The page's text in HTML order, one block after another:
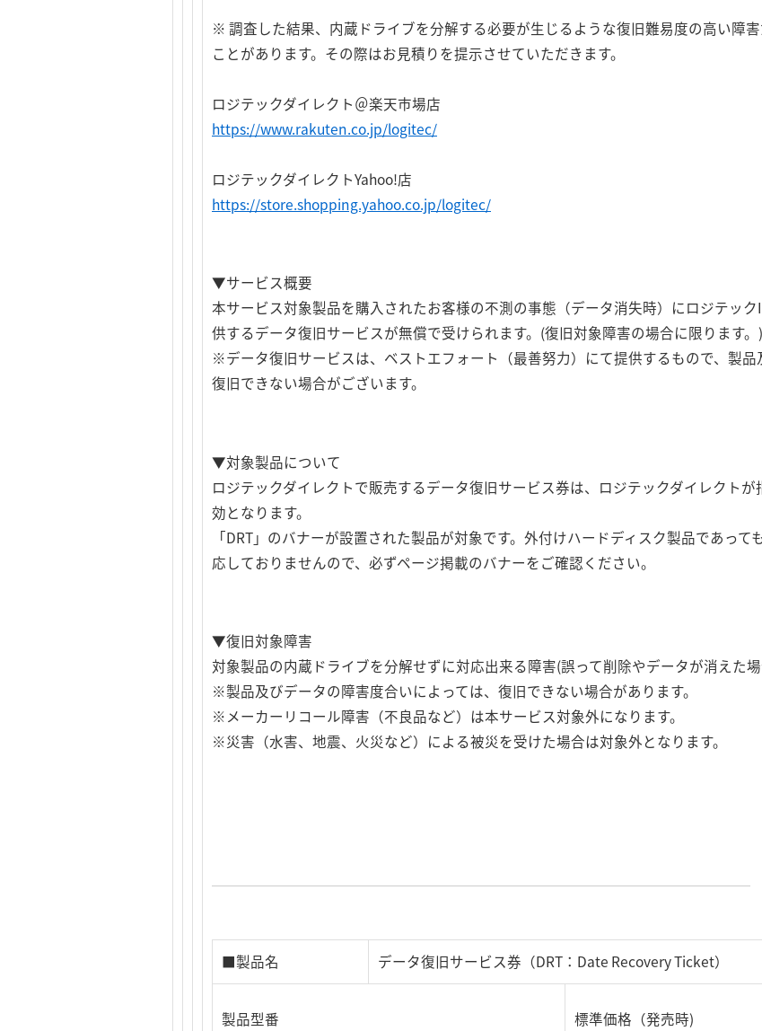
※ 調査した結果、内蔵ドライブを分解する必要が生じるような復旧難易度の高い障
ことがあります。その際はお見積りを提示させていただきます。
ロジテックダイレクト＠楽天市場店
https://www.rakuten.co.jp/logitec/
ロジテックダイレクトYahoo!店
https://store.shopping.yahoo.co.jp/logitec/
▼サービス概要
本サービス対象製品を購入されたお客様の不測の事態（データ消失時）にロジテッ
供するデータ復旧サービスが無償で受けられます。(復旧対象障害の場合に限ります。)
※データ復旧サービスは、ベストエフォート（最善努力）にて提供するもので、製
復旧できない場合がございます。
▼対象製品について
ロジテックダイレクトで販売するデータ復旧サービス券は、ロジテックダイレクト
効となります。
「DRT」のバナーが設置された製品が対象です。外付けハードディスク製品であっ
応しておりませんので、必ずページ掲載のバナーをご確認ください。
▼復旧対象障害
対象製品の内蔵ドライブを分解せずに対応出来る障害(誤って削除やデータが消えた場
※製品及びデータの障害度合いによっては、復旧できない場合があります。
※メーカーリコール障害（不良品など）は本サービス対象外になります。
※災害（水害、地震、火災など）による被災を受けた場合は対象外となります。
■製品名 データ復旧サービス券（DRT：Date Recovery Ticket）
製品型番 標準価格（発売時)